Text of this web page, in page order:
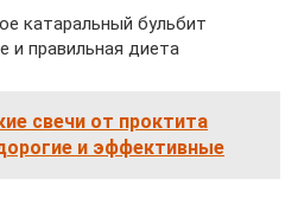
катаральный бульбит
и правильная диета
свечи от проктита
и эффективные